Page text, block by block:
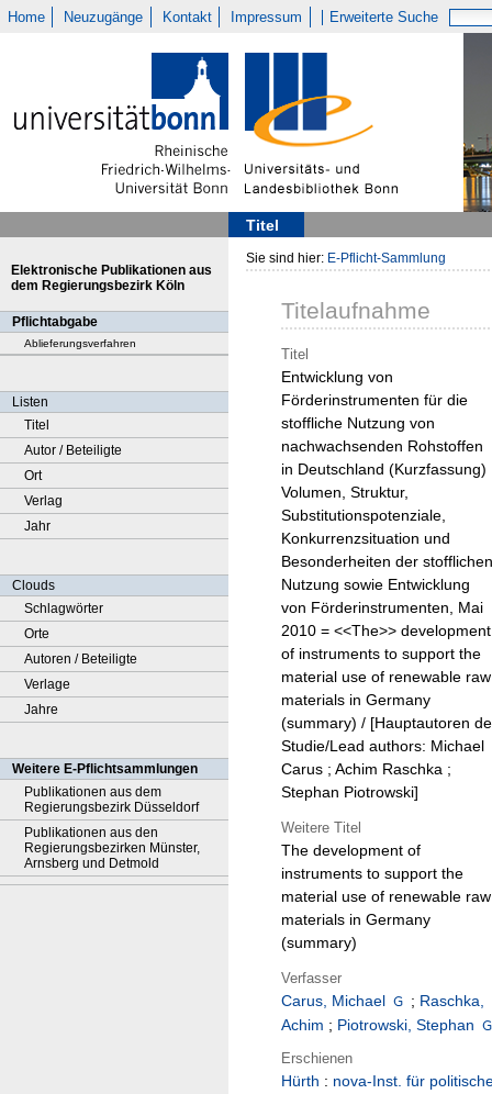
Home Neuzugänge Kontakt Impressum Erweiterte Suche
Titel
Elektronische Publikationen aus
dem Regierungsbezirk Köln
Pflichtabgabe
Ablieferungsverfahren
Listen
Titel
Autor / Beteiligte
Ort
Verlag
Jahr
Clouds
Schlagwörter
Orte
Autoren / Beteiligte
Verlage
Jahre
Weitere E-Pflichtsammlungen
Publikationen aus dem
Regierungsbezirk Düsseldorf
Publikationen aus den
Regierungsbezirken Münster,
Arnsberg und Detmold
Sie sind hier: E-Pflicht-Sammlung
Titelaufnahme
Titel
Entwicklung von
Förderinstrumenten für die
stoffliche Nutzung von
nachwachsenden Rohstoffen
in Deutschland (Kurzfassung)
Volumen, Struktur,
Substitutionspotenziale,
Konkurrenzsituation und
Besonderheiten der stofflichen
Nutzung sowie Entwicklung
von Förderinstrumenten, Mai
2010 = <<The>> development
of instruments to support the
material use of renewable raw
materials in Germany
(summary) / [Hauptautoren
Studie/Lead authors: Michael
Carus ; Achim Raschka ;
Stephan Piotrowski]
Weitere Titel
The development of
instruments to support the
material use of renewable raw
materials in Germany
(summary)
Verfasser
Carus, Michael ; Raschka,
Achim ; Piotrowski, Stephan
Erschienen
Hürth : nova-Inst. für